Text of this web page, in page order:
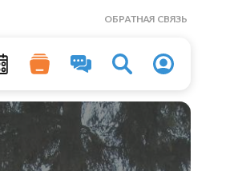
ОБРАТНАЯ СВЯЗЬ